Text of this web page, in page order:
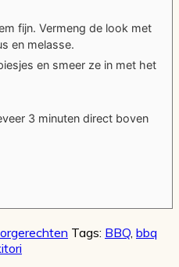
fijn. Vermeng de look met
en melasse.
en smeer ze in met het
3 minuten direct boven
Tags: BBQ, bbq